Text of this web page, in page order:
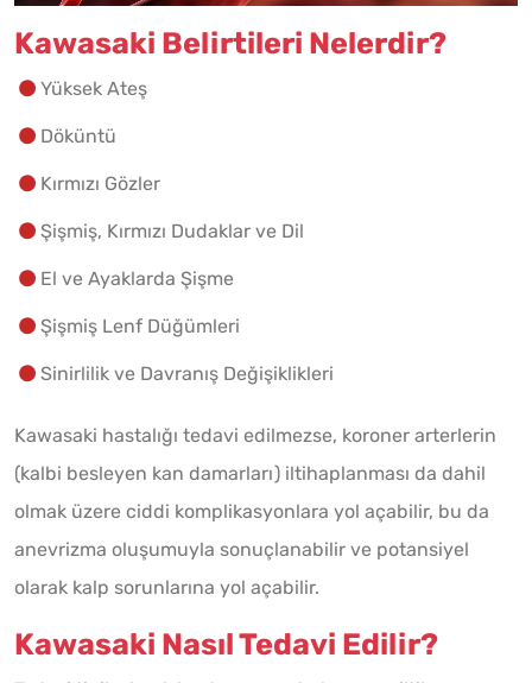
Kawasaki Belirtileri Nelerdir?
Yüksek Ateş
Döküntü
Kırmızı Gözler
Şişmiş, Kırmızı Dudaklar ve Dil
El ve Ayaklarda Şişme
Şişmiş Lenf Düğümleri
Sinirlilik ve Davranış Değişiklikleri
Kawasaki hastalığı tedavi edilmezse, koroner arterlerin
(kalbi besleyen kan damarları) iltihaplanması da dahil
olmak üzere ciddi komplikasyonlara yol açabilir, bu da
anevrizma oluşumuyla sonuçlanabilir ve potansiyel
olarak kalp sorunlarına yol açabilir.
Kawasaki Nasıl Tedavi Edilir?